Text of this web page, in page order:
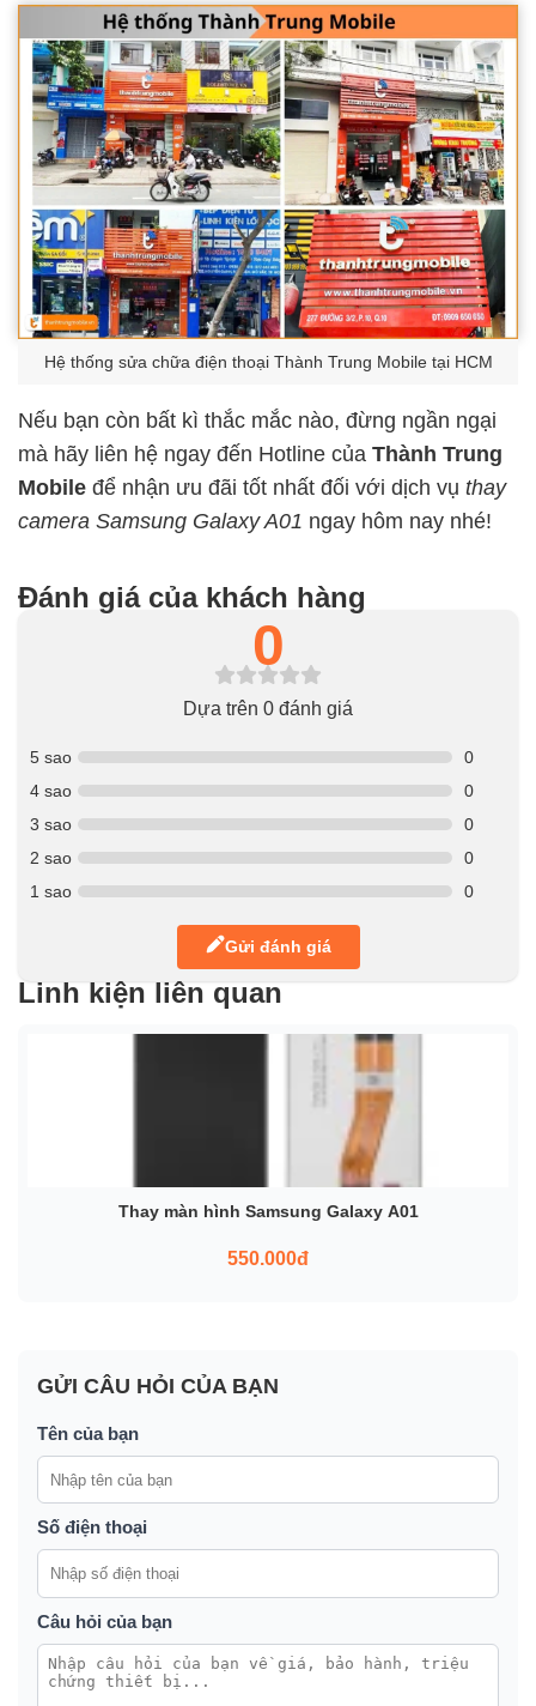
Hệ thống sửa chữa điện thoại Thành Trung Mobile tại HCM
Nếu bạn còn bất kì thắc mắc nào, đừng ngần ngại
mà hãy liên hệ ngay đến Hotline của Thành Trung
Mobile để nhận ưu đãi tốt nhất đối với dịch vụ thay
camera Samsung Galaxy A01 ngay hôm nay nhé!
Đánh giá của khách hàng
0
Dựa trên 0 đánh giá
5 sao
0
4 sao
0
3 sao
0
2 sao
0
1 sao
0
Gửi đánh giá
Linh kiện liên quan
Thay màn hình Samsung Galaxy A01
550.000đ
GỬI CÂU HỎI CỦA BẠN
Tên của bạn
Số điện thoại
Câu hỏi của bạn